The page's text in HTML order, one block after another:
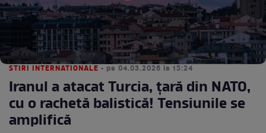
STIRI INTERNATIONALE • pe 04.03.2026 la 15:24
Iranul a atacat Turcia, țară din NATO,
cu o rachetă balistică! Tensiunile se
amplifică